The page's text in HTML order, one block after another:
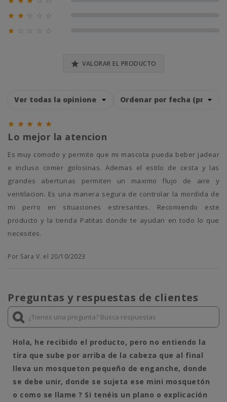
 

 VALORAR EL PRODUCTO
    
Lo mejor la atencion
Es muy comodo y permite que mi mascota pueda beber jadear
e incluso comer golosinas. Ademas el estilo de cesta y las
grandes abertunas permiten un maximo flujo de aire y
ventilacion. Es una manera segura de controlar la mordida de
mi perro en situaciones estresantes. Recomiendo este
producto y la tienda Patitas donde te ayudan en todo lo que
necesites.
Por Sara V. el 20/10/2023
Preguntas y respuestas de clientes
Hola, he recibido el producto, pero no entiendo la
tira que sube por arriba de la cabeza que al final
lleva un mosqueton pequeño de enganche, donde
se debe unir, donde se sujeta ese mini mosquetón
o como se llame ? Si tenéis un plano o explicación